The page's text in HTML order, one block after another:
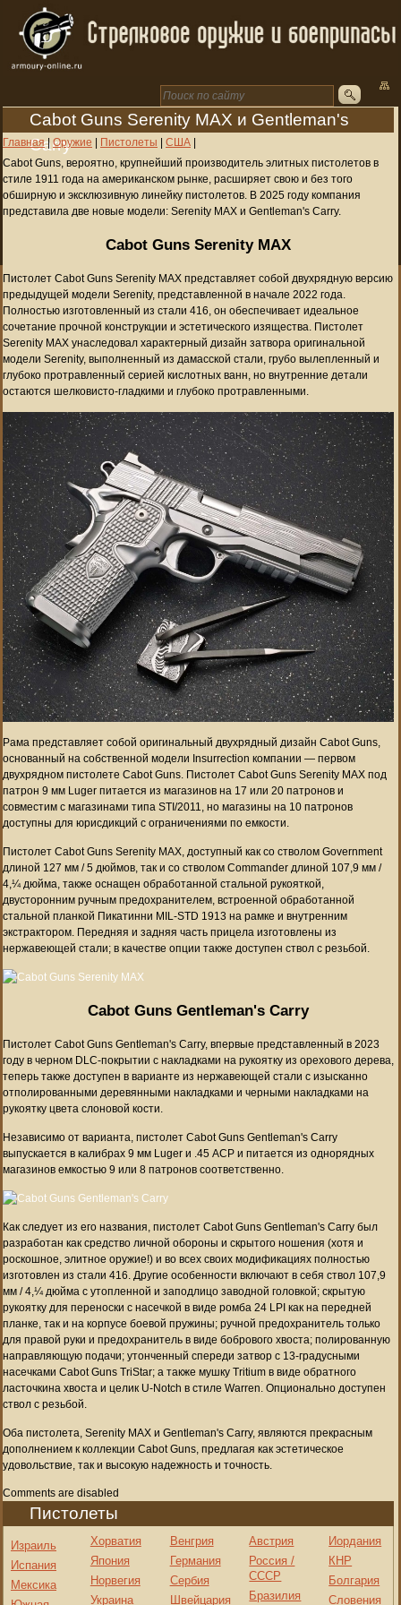
Cabot Guns Serenity MAX и Gentleman's
Carry
Главная| Оружие | Пистолеты | США |
Cabot Guns, вероятно, крупнейший производитель элитных пистолетов в
стиле 1911 года на американском рынке, расширяет свою и без того
обширную и эксклюзивную линейку пистолетов. В 2025 году компания
представила две новые модели: Serenity MAX и Gentleman's Carry.
Cabot Guns Serenity MAX
Пистолет Cabot Guns Serenity MAX представляет собой двухрядную версию
предыдущей модели Serenity, представленной в начале 2022 года.
Полностью изготовленный из стали 416, он обеспечивает идеальное
сочетание прочной конструкции и эстетического изящества. Пистолет
Serenity MAX унаследовал характерный дизайн затвора оригинальной
модели Serenity, выполненный из дамасской стали, грубо вылепленный и
глубоко протравленный серией кислотных ванн, но внутренние детали
остаются шелковисто-гладкими и глубоко протравленными.
Рама представляет собой оригинальный двухрядный дизайн Cabot Guns,
основанный на собственной модели Insurrection компании — первом
двухрядном пистолете Cabot Guns. Пистолет Cabot Guns Serenity MAX под
патрон 9 мм Luger питается из магазинов на 17 или 20 патронов и
совместим с магазинами типа STI/2011, но магазины на 10 патронов
доступны для юрисдикций с ограничениями по емкости.
Пистолет Cabot Guns Serenity MAX, доступный как со стволом Government
длиной 127 мм / 5 дюймов, так и со стволом Commander длиной 107,9 мм /
4,¼ дюйма, также оснащен обработанной стальной рукояткой,
двусторонним ручным предохранителем, встроенной обработанной
стальной планкой Пикатинни MIL-STD 1913 на рамке и внутренним
экстрактором. Передняя и задняя часть прицела изготовлены из
нержавеющей стали; в качестве опции также доступен ствол с резьбой.
Cabot Guns Gentleman's Carry
Пистолет Cabot Guns Gentleman's Carry, впервые представленный в 2023
году в черном DLC-покрытии с накладками на рукоятку из орехового дерева,
теперь также доступен в варианте из нержавеющей стали с изысканно
отполированными деревянными накладками и черными накладками на
рукоятку цвета слоновой кости.
Независимо от варианта, пистолет Cabot Guns Gentleman's Carry
выпускается в калибрах 9 мм Luger и .45 ACP и питается из однорядных
магазинов емкостью 9 или 8 патронов соответственно.
Как следует из его названия, пистолет Cabot Guns Gentleman's Carry был
разработан как средство личной обороны и скрытого ношения (хотя и
роскошное, элитное оружие!) и во всех своих модификациях полностью
изготовлен из стали 416. Другие особенности включают в себя ствол 107,9
мм / 4,¼ дюйма с утопленной и заподлицо заводной головкой; скрытую
рукоятку для переноски с насечкой в виде ромба 24 LPI как на передней
планке, так и на корпусе боевой пружины; ручной предохранитель только
для правой руки и предохранитель в виде бобрового хвоста; полированную
направляющую подачи; утонченный спереди затвор с 13-градусными
насечками Cabot Guns TriStar; а также мушку Tritium в виде обратного
ласточкина хвоста и целик U-Notch в стиле Warren. Опционально доступен
ствол с резьбой.
Оба пистолета, Serenity MAX и Gentleman's Carry, являются прекрасным
дополнением к коллекции Cabot Guns, предлагая как эстетическое
удовольствие, так и высокую надежность и точность.
Comments are disabled
Пистолеты
Израиль
Испания
Мексика
Хорватия
Япония
Норвегия
Украина
Венгрия
Германия
Сербия
Швейцария
Австрия
Россия /
СССР
Бразилия
Иордания
КНР
Болгария
Словения